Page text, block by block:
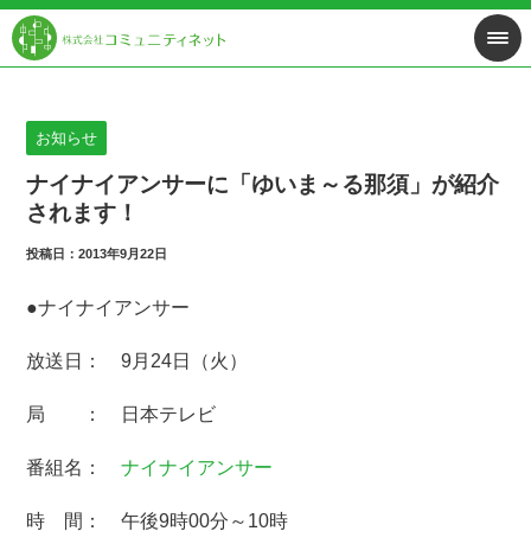
お知らせ
ナイナイアンサーに「ゆいま～る那須」が紹介
されます！
投稿日：2013年9月22日
●ナイナイアンサー
放送日： 9月24日（火）
局 ： 日本テレビ
番組名：ナイナイアンサー
時 間： 午後9時00分～10時